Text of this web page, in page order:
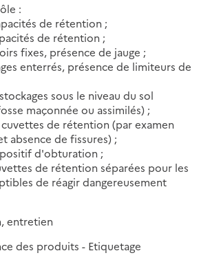
:
de rétention ;
de rétention ;
fixes, présence de jauge ;
enterrés, présence de limiteurs de
sous le niveau du sol
maçonnée ou assimilés) ;
de rétention (par examen
absence de fissures) ;
d'obturation ;
de rétention séparées pour les
de réagir dangereusement
entretien
des produits - Etiquetage